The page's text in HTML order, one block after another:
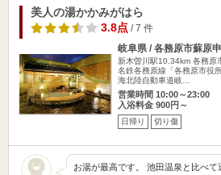
美人の湯かかみがはら
3.8点/ 7 件
岐阜県 / 各務原市蘇原
新木曽川駅10.34km 各務原
名鉄各務原線「各務原市役
海北陸自動車道岐…
営業時間 10:00～23:00
入浴料金 900円～
日帰り 切り傷
お湯が最高です。 池田温泉と比べ